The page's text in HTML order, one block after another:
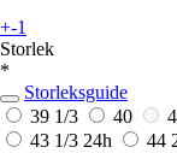
+-1
Storlek
*
Storleksguide
39 1/3
40
43 1/3 24h 44